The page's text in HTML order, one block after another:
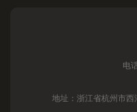
电
地址：浙江省杭州市